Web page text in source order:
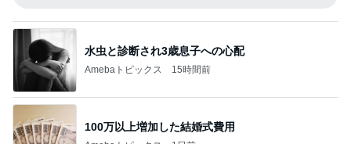
水虫と診断され3歳息子への心配
Amebaトピックス 15時間前
100万以上増加した結婚式費用